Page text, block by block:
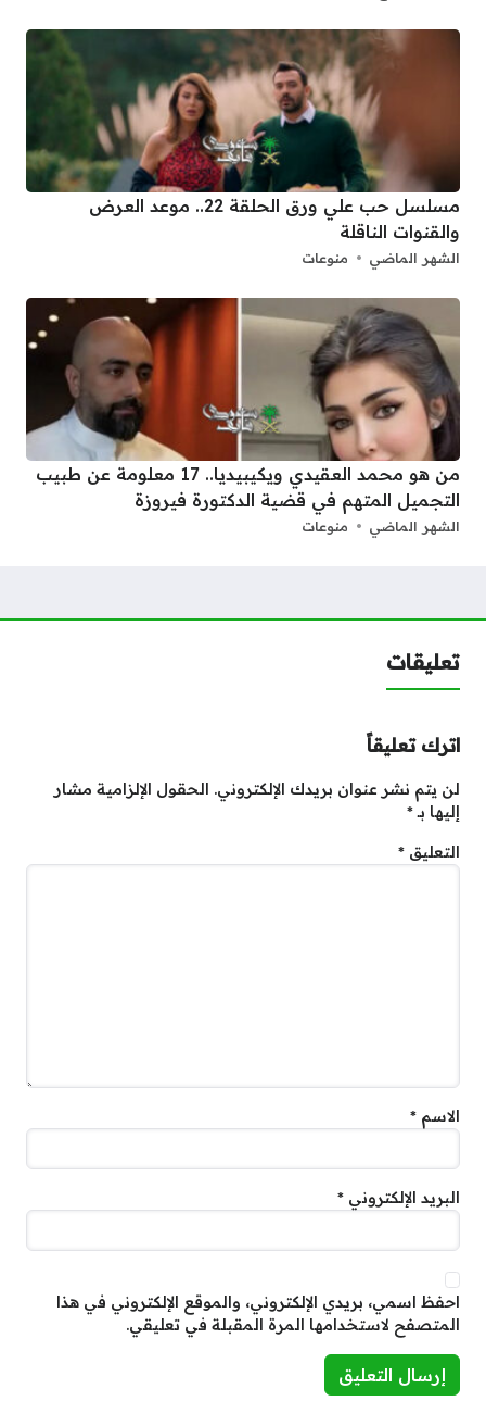
مسلسل حب علي ورق الحلقة 22.. موعد العرض
والقنوات الناقلة
الشهر الماضي منوعات
من هو محمد العقيدي ويكيبيديا.. 17 معلومة عن طبيب
التجميل المتهم في قضية الدكتورة فيروزة
الشهر الماضي منوعات
تعليقات
اترك تعليقاً
لن يتم نشر عنوان بريدك الإلكتروني. الحقول الإلزامية مشار
إليها بـ*
التعليق *
الاسم *
البريد الإلكتروني *
احفظ اسمي، بريدي الإلكتروني، والموقع الإلكتروني في هذا
المتصفح لاستخدامها المرة المقبلة في تعليقي.